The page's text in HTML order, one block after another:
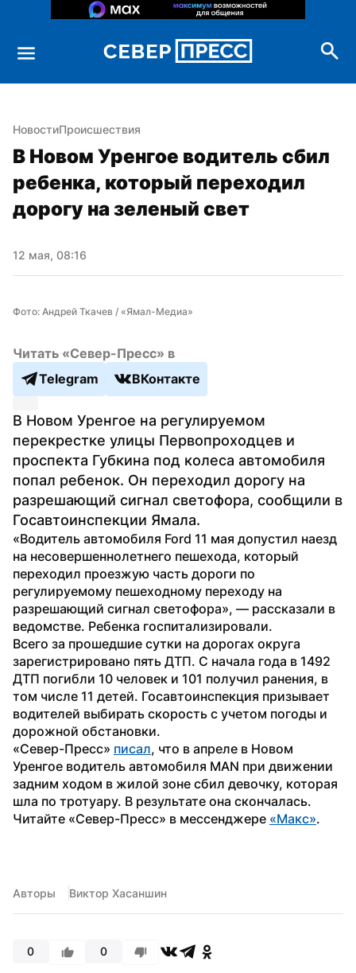
НовостиПроисшествия
В Новом Уренгое водитель сбил
ребенка, который переходил
дорогу на зеленый свет
12 мая, 08:16
Фото: Андрей Ткачев / «Ямал-Медиа»
Читать «Север-Пресс» в
Telegram
ВКонтакте
В Новом Уренгое на регулируемом
перекрестке улицы Первопроходцев и
проспекта Губкина под колеса автомобиля
попал ребенок. Он переходил дорогу на
разрешающий сигнал светофора, сообщили в
Госавтоинспекции Ямала.
«Водитель автомобиля Ford 11 мая допустил наезд
на несовершеннолетнего пешехода, который
переходил проезжую часть дороги по
регулируемому пешеходному переходу на
разрешающий сигнал светофора», — рассказали в
ведомстве. Ребенка госпитализировали.
Всего за прошедшие сутки на дорогах округа
зарегистрировано пять ДТП. С начала года в 1492
ДТП погибли 10 человек и 101 получил ранения, в
том числе 11 детей. Госавтоинспекция призывает
водителей выбирать скорость с учетом погоды и
дорожной обстановки.
«Север-Пресс» писал, что в апреле в Новом
Уренгое водитель автомобиля MAN при движении
задним ходом в жилой зоне сбил девочку, которая
шла по тротуару. В результате она скончалась.
Читайте «Север-Пресс» в мессенджере «Макс».
Авторы Виктор Хасаншин
0 0